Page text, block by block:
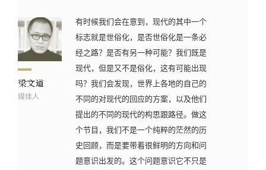
媒体人
有时候我们会在意到，现代的其中一个
标志就是世俗化，是否世俗化是一条必
经之路？是否有另一种可能？我们既是
现代，但是又不是俗化，这有可能出现
吗？我们会发现，世界上各地的自己的
不同的对现代的回应的方案，以及他们
提出的不同的现代的构思跟路径。做这
个节目，我们不是一个纯粹的茫然的历
史回顾，而是要带着很鲜明的方向和问
题意识出发的。这个问题意识它不只是